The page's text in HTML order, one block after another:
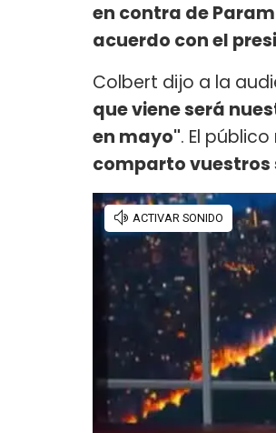
en contra de
acuerdo con el
Colbert dijo a la
que viene será
en mayo". El
comparto